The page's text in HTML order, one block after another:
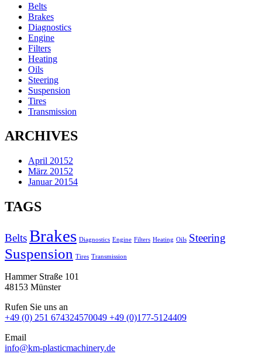
Belts
Brakes
Diagnostics
Engine
Filters
Heating
Oils
Steering
Suspension
Tires
Transmission
ARCHIVES
April 20152
März 20152
Januar 20154
TAGS
BeltsBrakes Diagnostics Engine Filters Heating Oils Steering
Suspension Tires Transmission
Hammer Straße 101
48153 Münster
Rufen Sie uns an
+49 (0) 251 674324570049 +49 (0)177-5124409
Email
info@km-plasticmachinery.de